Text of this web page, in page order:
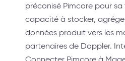
préconisé Pimcore pour sa
capacité à stocker,
données produit vers les
partenaires de Doppler.